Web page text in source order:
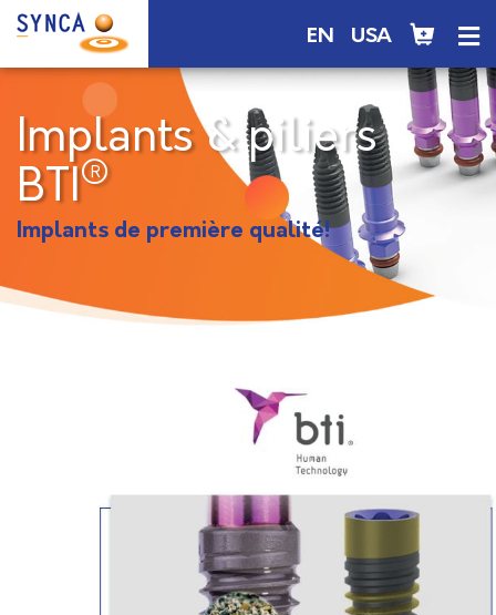
EN USA
Implants & piliers
BTI®
Implants de première qualité!